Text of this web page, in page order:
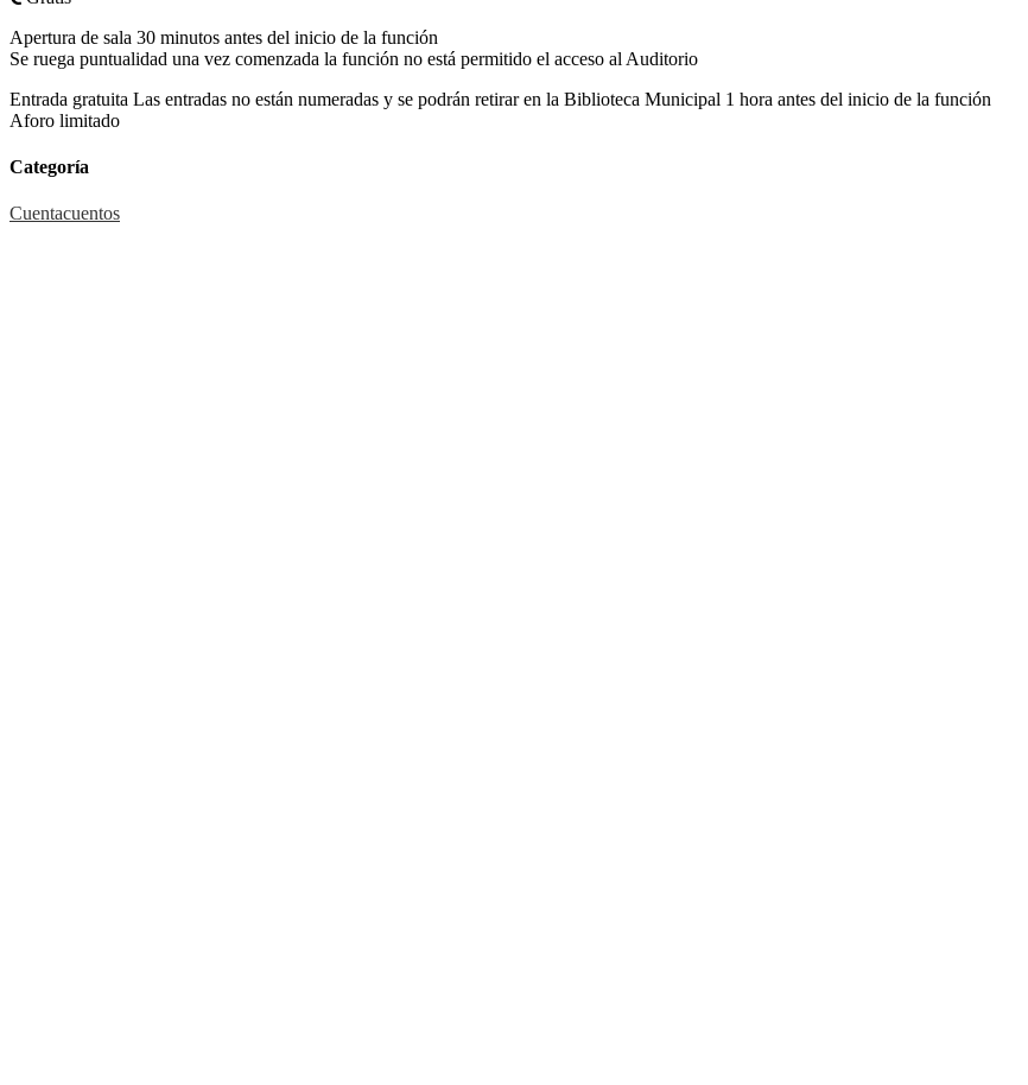
Apertura de sala 30 minutos antes del inicio de la función
Se ruega puntualidad una vez comenzada la función no está permitido el acceso al Auditorio
Entrada gratuita Las entradas no están numeradas y se podrán retirar en la Biblioteca Municipal 1 hora antes del inicio de la función
Aforo limitado
Categoría
Cuentacuentos